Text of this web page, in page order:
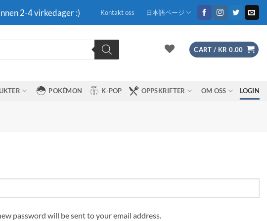
2-4 virkedager :) Kontakt oss 日本語ページ
CART / KR 0.00
POKÉMON K-POP OPPSKRIFTER OM OSS LOGIN
password will be sent to your email address.